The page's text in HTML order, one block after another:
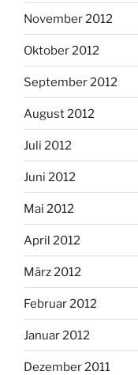
November 2012
Oktober 2012
September 2012
August 2012
Juli 2012
Juni 2012
Mai 2012
April 2012
März 2012
Februar 2012
Januar 2012
Dezember 2011